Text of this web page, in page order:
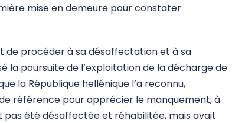
mise en demeure pour constater
de procéder à sa désaffectation et à sa
la poursuite de l’exploitation de la décharge de
la République hellénique l’a reconnu,
référence pour apprécier le manquement, à
pas été désaffectée et réhabilitée, mais avait